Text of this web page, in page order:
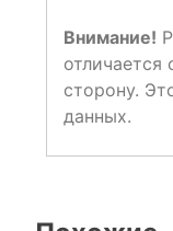
Внимание!
отличается
сторону.
данных.